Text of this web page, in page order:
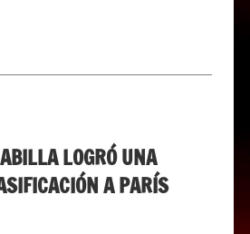
LOGRÓ UNA
A PARÍS